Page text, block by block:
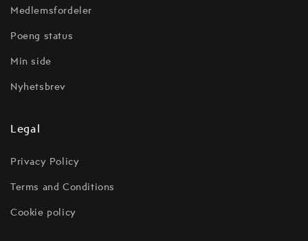
Medlemsfordeler
Poeng status
Min side
Nyhetsbrev
Legal
Privacy Policy
Terms and Conditions
Cookie policy